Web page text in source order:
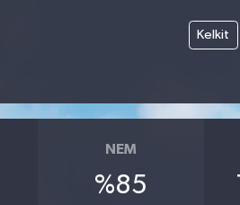
Kelkit
NEM
%85